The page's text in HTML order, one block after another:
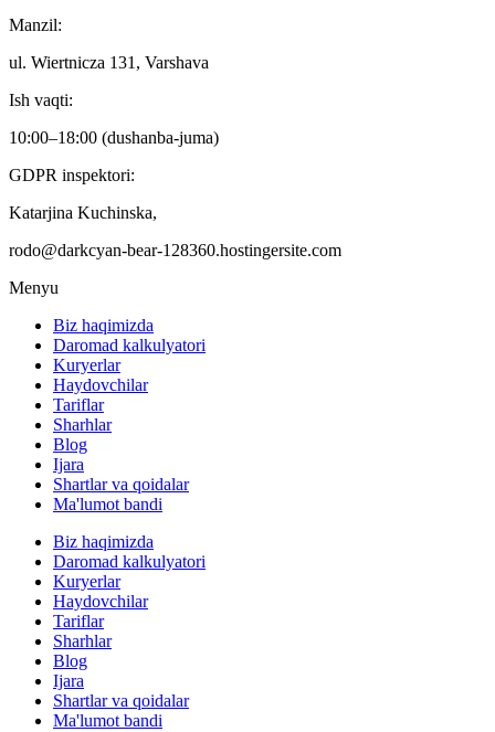
Manzil:
ul. Wiertnicza 131, Varshava
Ish vaqti:
10:00–18:00 (dushanba-juma)
GDPR inspektori:
Katarjina Kuchinska,
rodo@darkcyan-bear-128360.hostingersite.com
Menyu
Biz haqimizda
Daromad kalkulyatori
Kuryerlar
Haydovchilar
Tariflar
Sharhlar
Blog
Ijara
Shartlar va qoidalar
Ma'lumot bandi
Biz haqimizda
Daromad kalkulyatori
Kuryerlar
Haydovchilar
Tariflar
Sharhlar
Blog
Ijara
Shartlar va qoidalar
Ma'lumot bandi